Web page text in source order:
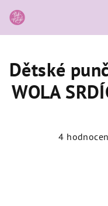
na
obsah
Dětské
WOLA
Průměrné
4